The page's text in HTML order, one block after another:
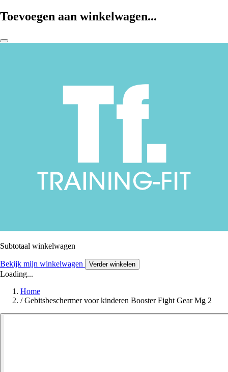
Toevoegen aan winkelwagen...
Subtotaal winkelwagen
Bekijk mijn winkelwagen Verder winkelen
Loading...
Home
/ Gebitsbeschermer voor kinderen Booster Fight Gear Mg 2